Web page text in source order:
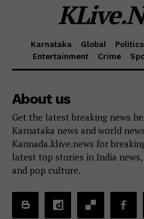
Karnataka Global Politics
Entertainment
Crime
About us
Get the latest breaking news
Karnataka news and world
Kannada.klive.news for
latest top stories in India
and pop culture.